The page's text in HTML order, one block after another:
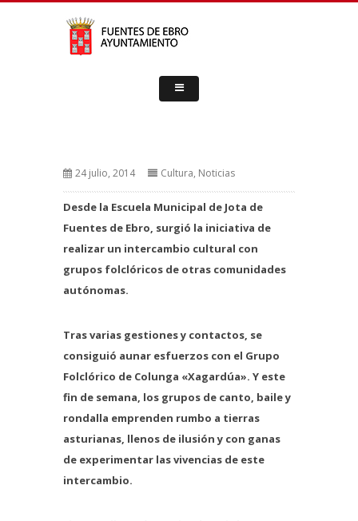
24 julio, 2014 Cultura, Noticias
Desde la Escuela Municipal de Jota de
Fuentes de Ebro, surgió la iniciativa de
realizar un intercambio cultural con
grupos folclóricos de otras comunidades
autónomas.
Tras varias gestiones y contactos, se
consiguió aunar esfuerzos con el Grupo
Folclórico de Colunga «Xagardúa». Y este
fin de semana, los grupos de canto, baile y
rondalla emprenden rumbo a tierras
asturianas, llenos de ilusión y con ganas
de experimentar las vivencias de este
intercambio.